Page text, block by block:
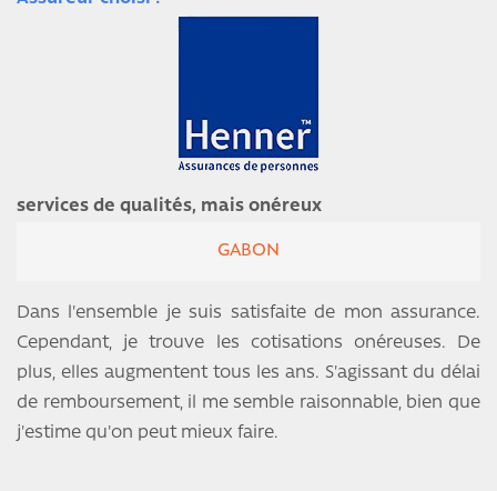
services de qualités, mais onéreux
GABON
Dans l'ensemble je suis satisfaite de mon assurance.
Cependant, je trouve les cotisations onéreuses. De
plus, elles augmentent tous les ans. S'agissant du délai
de remboursement, il me semble raisonnable, bien que
j'estime qu'on peut mieux faire.